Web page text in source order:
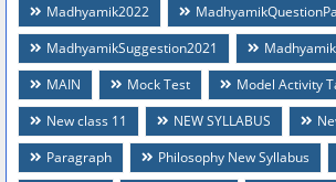
Madhyamik2022
MadhyamikSuggestion2021
MAIN
Mock Test Model Activity
New class 11
NEW SYLLABUS
Paragraph
Philosophy New Syllabus